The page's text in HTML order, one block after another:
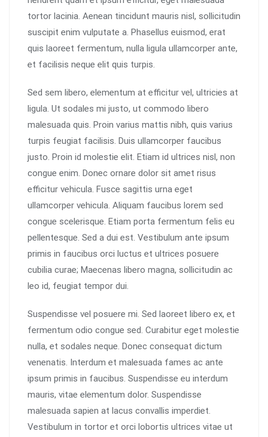
tortor lacinia. Aenean tincidunt mauris nisl, sollicitudin
suscipit enim vulputate a. Phasellus euismod, erat
quis laoreet fermentum, nulla ligula ullamcorper ante,
et facilisis neque elit quis turpis.
Sed sem libero, elementum at efficitur vel, ultricies at
ligula. Ut sodales mi justo, ut commodo libero
malesuada quis. Proin varius mattis nibh, quis varius
turpis feugiat facilisis. Duis ullamcorper faucibus
justo. Proin id molestie elit. Etiam id ultrices nisl, non
congue enim. Donec ornare dolor sit amet risus
efficitur vehicula. Fusce sagittis urna eget
ullamcorper vehicula. Aliquam faucibus lorem sed
congue scelerisque. Etiam porta fermentum felis eu
pellentesque. Sed a dui est. Vestibulum ante ipsum
primis in faucibus orci luctus et ultrices posuere
cubilia curae; Maecenas libero magna, sollicitudin ac
leo id, feugiat tempor dui.
Suspendisse vel posuere mi. Sed laoreet libero ex, et
fermentum odio congue sed. Curabitur eget molestie
nulla, et sodales neque. Donec consequat dictum
venenatis. Interdum et malesuada fames ac ante
ipsum primis in faucibus. Suspendisse eu interdum
mauris, vitae elementum dolor. Suspendisse
malesuada sapien at lacus convallis imperdiet.
Vestibulum in tortor et orci lobortis ultrices vitae ut